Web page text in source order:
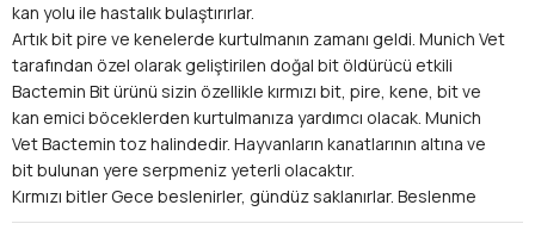
kan yolu ile hastalık bulaştırırlar.
Artık bit pire ve kenelerde kurtulmanın zamanı geldi. Munich Vet
tarafından özel olarak geliştirilen doğal bit öldürücü etkili
Bactemin Bit ürünü sizin özellikle kırmızı bit, pire, kene, bit ve
kan emici böceklerden kurtulmanıza yardımcı olacak. Munich
Vet Bactemin toz halindedir. Hayvanların kanatlarının altına ve
bit bulunan yere serpmeniz yeterli olacaktır.
Kırmızı bitler Gece beslenirler, gündüz saklanırlar. Beslenme
süreleri 1-2 saattir, tavuk üzerinde genellikle görülmezler. Bu bit